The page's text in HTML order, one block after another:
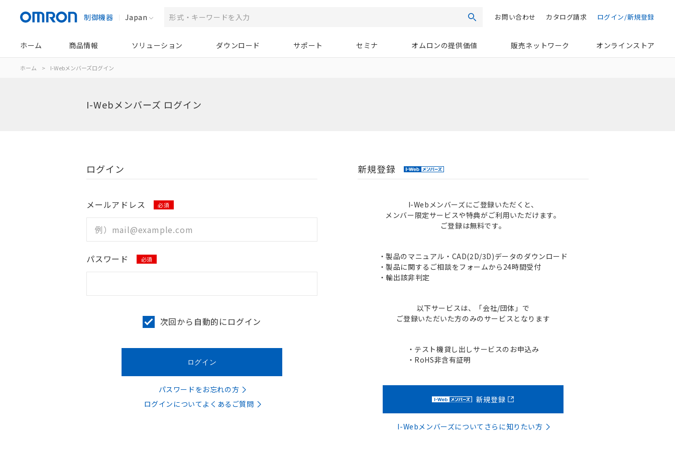
制御機器 Japan 検索 ログイン/新規登録
カタログ請求
お問い合わせ
ホーム 商品情報 ソリューション ダウンロード サポート セミナ オムロンの提供価値 販売ネットワーク オンラインストア
ホーム > I-Webメンバーズログイン
I-Webメンバーズ ログイン
ログイン
メールアドレス 必須
パスワード 必須
次回から自動的にログイン
パスワードをお忘れの方
ログインについてよくあるご質問
新規登録
I-Webメンバーズにご登録いただくと、
メンバー限定サービスや特典がご利用いただけます。
ご登録は無料です。
・製品のマニュアル・CAD(2D/3D)データのダウンロード
・製品に関するご相談をフォームから24時間受付
・輸出該非判定
以下サービスは、「会社/団体」で
ご登録いただいた方のみのサービスとなります
・テスト機貸し出しサービスのお申込み
・RoHS非含有証明
新規登録
I-Webメンバーズについてさらに知りたい方